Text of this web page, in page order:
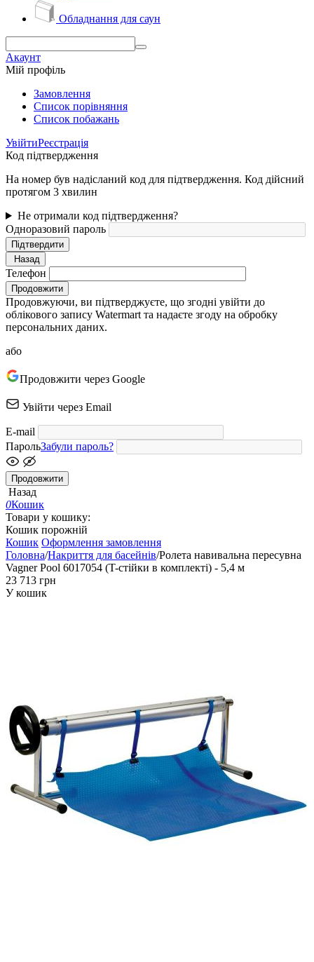
Обладнання для саун
Акаунт
Мій профіль
Замовлення
Cписок порівняння
Список побажань
УвійтиРеєстрація
Код підтвердження
На номер був надісланий код для підтвердження. Код дійсний
протягом 3 хвилин
Не отримали код підтвердження?
Одноразовий пароль
Підтвердити
Назад
Телефон
Продовжити
Продовжуючи, ви підтверджуєте, що згодні увійти до
облікового запису Watermart та надаєте згоду на обробку
персональних даних.
або
Продовжити через Google
Увійти через Email
E-mail
ПарольЗабули пароль?
Продовжити
Назад
0Кошик
Товари у кошику:
Кошик порожній
Кошик Оформлення замовлення
Головна/Накриття для басейнів/Ролета навивальна пересувна
Vagner Pool 6017054 (T-стійки в комплекті) - 5,4 м
‍23 713‍ грн
У кошик